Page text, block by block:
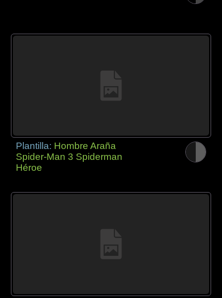
Plantilla: Hombre Araña
Spider-Man 3 Spiderman
Héroe